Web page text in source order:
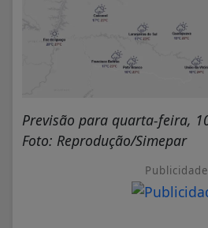
Previsão para quarta-feira,
Foto: Reprodução/Simepar
Publicidade